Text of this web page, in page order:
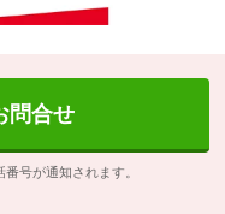
問合せ
号が通知されます。